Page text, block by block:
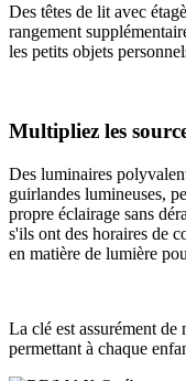
Des têtes de lit avec
rangement
les petits objets
Multipliez les
Des luminaires
guirlandes lumineuses,
propre éclairage sans
s'ils ont des horaires de
en matière de lumière
La clé est assurément
permettant à chaque